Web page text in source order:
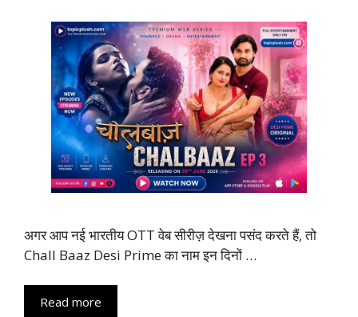
अगर आप नई भारतीय OTT वेब सीरीज़ देखना पसंद करते हैं, तो
Chall Baaz Desi Prime का नाम इन दिनों …
Read more